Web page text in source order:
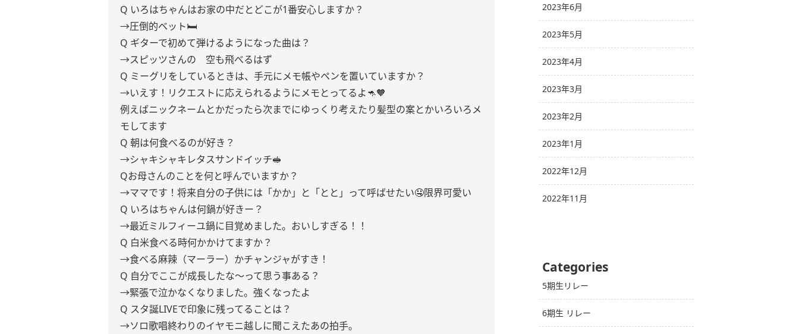
Q いろはちゃんはお家の中だとどこが1番安心しますか？
→圧倒的ベット🛏
Q ギターで初めて弾けるようになった曲は？
→スピッツさんの 空も飛べるはず
Q ミーグリをしているときは、手元にメモ帳やペンを置いていますか？
→いえす！リクエストに応えられるようにメモとってるよ🦘🧡
例えばニックネームとかだったら次までにゆっくり考えたり髪型の案とかいろいろメ
モしてます
Q 朝は何食べるのが好き？
→シャキシャキレタスサンドイッチ🥪
Qお母さんのことを何と呼んでいますか？
→ママです！将来自分の子供には「かか」と「とと」って呼ばせたい🤤限界可愛い
Q いろはちゃんは何鍋が好きー？
→最近ミルフィーユ鍋に目覚めました。おいしすぎる！！
Q 白米食べる時何かかけてますか？
→食べる麻辣（マーラー）かチャンジャがすき！
Q 自分でここが成長したな〜って思う事ある？
→緊張で泣かなくなりました。強くなったよ
Q スタ誕LIVEで印象に残ってることは？
→ソロ歌唱終わりのイヤモニ越しに聞こえたあの拍手。
2023年6月
2023年5月
2023年4月
2023年3月
2023年2月
2023年1月
2022年12月
2022年11月
Categories
5期生リレー
6期生 リレー